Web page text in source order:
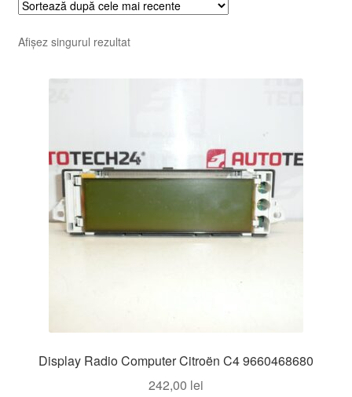
Afișez singurul rezultat
Display Radio Computer Citroën C4 9660468680
242,00 lei